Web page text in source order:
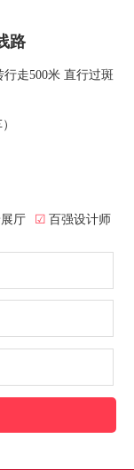
路
行走500米 直行过斑
厅 ☑ 百强设计师